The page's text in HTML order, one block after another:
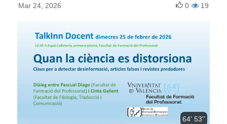
Mar 24, 2026 19
0
64' 53''